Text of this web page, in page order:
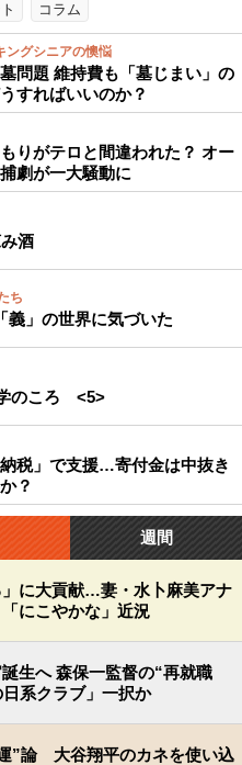
コラム
ングシニアの懊悩
問題 維持費も「墓じまい」の
すればいいのか？
りがテロと間違われた？ オー
劇が一大騒動に
酒
ち
義」の世界に気づいた
のころ <5>
税」で支援…寄付金は中抜き
？
週間
に大貢献…妻・水卜麻美アナ
にこやかな」近況
生へ 森保一監督の“再就職
系クラブ」一択か
”論 大谷翔平のカネを使い込